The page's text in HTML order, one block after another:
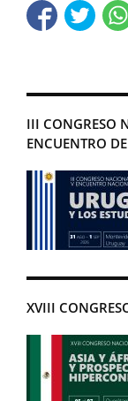
III CONGRESO
ENCUENTRO
XVIII